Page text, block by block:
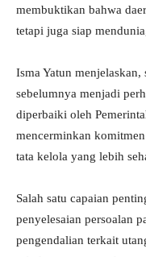
membuktikan bahwa
tetapi juga siap
Isma Yatun menjelaskan,
sebelumnya menjadi
diperbaiki oleh
mencerminkan
tata kelola yang lebih
Salah satu capaian
penyelesaian persoalan
pengendalian terkait